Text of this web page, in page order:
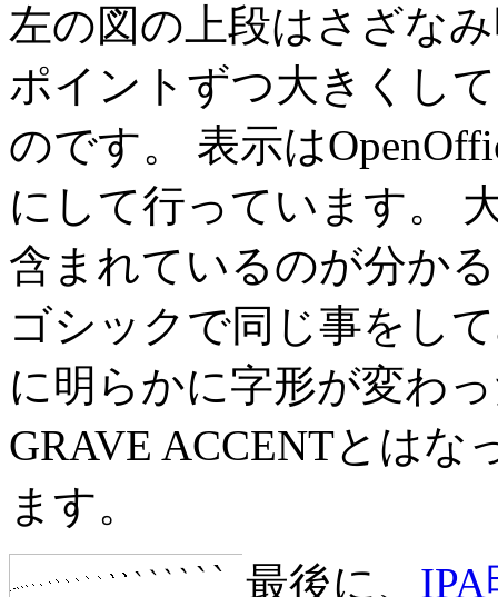
左の図の上段はさざな
ポイントずつ大きくし
のです。 表示は
にして行っています。
含まれているのが分か
ゴシックで同じ事をし
に明らかに字形が変わ
GRAVE ACCENTとは
ます。
最後に、